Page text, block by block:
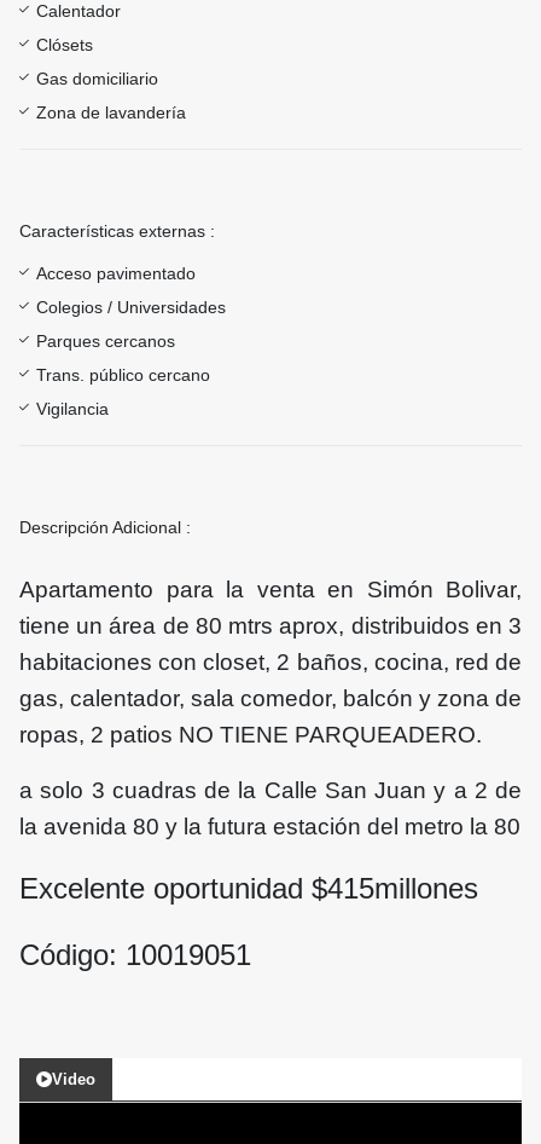
Calentador
Clósets
Gas domiciliario
Zona de lavandería
Características externas :
Acceso pavimentado
Colegios / Universidades
Parques cercanos
Trans. público cercano
Vigilancia
Descripción Adicional :
Apartamento para la venta en Simón Bolivar,
tiene un área de 80 mtrs aprox, distribuidos en 3
habitaciones con closet, 2 baños, cocina, red de
gas, calentador, sala comedor, balcón y zona de
ropas, 2 patios NO TIENE PARQUEADERO.
a solo 3 cuadras de la Calle San Juan y a 2 de
la avenida 80 y la futura estación del metro la 80
Excelente oportunidad $415millones
Código: 10019051
Video